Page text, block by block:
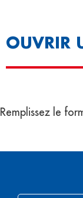
OUVRIR
Remplissez le